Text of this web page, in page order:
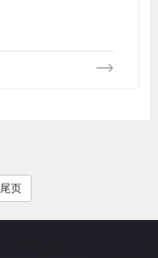
尾页